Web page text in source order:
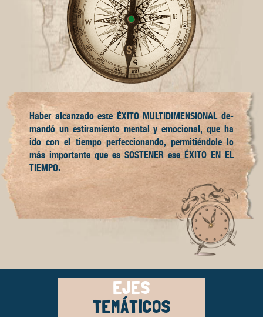
Haber al­can­zado este ÉXITO MULTI­DI­MEN­SIO­NALde­
mandó un estira­miento mental y emocio­nal, que ha
ido con el tiempo per­feccio­nando, permi­tiéndole lo
más im­por­tan­te que es SOS­TENER ese ÉXITO EN EL
TIEMPO.
EJES
TEMÁTICOS